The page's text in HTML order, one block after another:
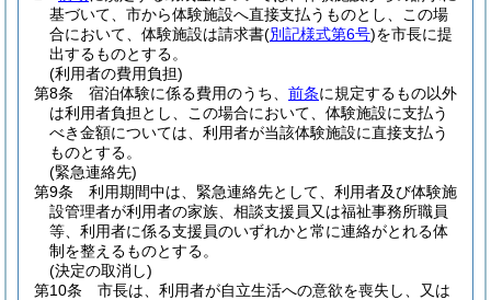
基づいて、市から体験施設へ直接支払うものとし、この場
合において、体験施設は請求書(別記様式第6号)を市長に提
出するものとする。
(利用者の費用負担)
第8条
宿泊体験に係る費用のうち、 前条に規定するもの以外
は利用者負担とし、この場合において、体験施設に支払う
べき金額については、利用者が当該体験施設に直接支払う
ものとする。
(緊急連絡先)
第9条
利用期間中は、緊急連絡先として、利用者及び体験施
設管理者が利用者の家族、相談支援員又は福祉事務所職員
等、利用者に係る支援員のいずれかと常に連絡がとれる体
制を整えるものとする。
(決定の取消し)
第10条
市長は、利用者が自立生活への意欲を喪失し、又は